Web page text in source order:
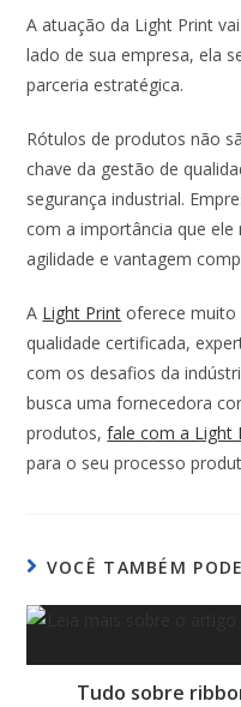
A atuação da Light Print
lado de sua empresa, ela
parceria estratégica.
Rótulos de produtos não
chave da gestão de
segurança industrial.
com a importância que ele
agilidade e vantagem
A Light Print oferece muito
qualidade certificada,
com os desafios da
busca uma fornecedora
produtos,fale com a Light
para o seu processo
VOCÊ TAMBÉM
Tudo sobre